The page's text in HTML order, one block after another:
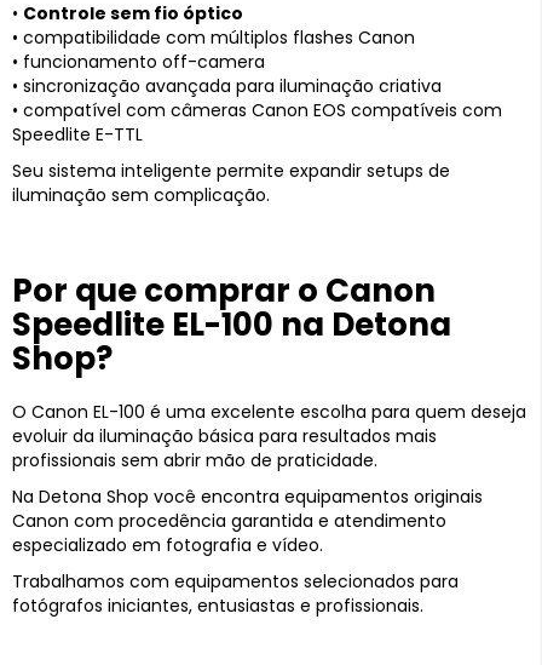
• Controle sem fio óptico
• compatibilidade com múltiplos flashes Canon
• funcionamento off-camera
• sincronização avançada para iluminação criativa
• compatível com câmeras Canon EOS compatíveis com
Speedlite E-TTL
Seu sistema inteligente permite expandir setups de
iluminação sem complicação.
Por que comprar o Canon
Speedlite EL-100 na Detona
Shop?
O Canon EL-100 é uma excelente escolha para quem deseja
evoluir da iluminação básica para resultados mais
profissionais sem abrir mão de praticidade.
Na Detona Shop você encontra equipamentos originais
Canon com procedência garantida e atendimento
especializado em fotografia e vídeo.
Trabalhamos com equipamentos selecionados para
fotógrafos iniciantes, entusiastas e profissionais.